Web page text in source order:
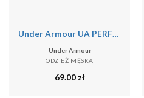
Under Armour UA PERFORMANCE COTTON 3PK NS Skarpetki unisex
Under Armour
ODZIEŻ MĘSKA
69.00 zł